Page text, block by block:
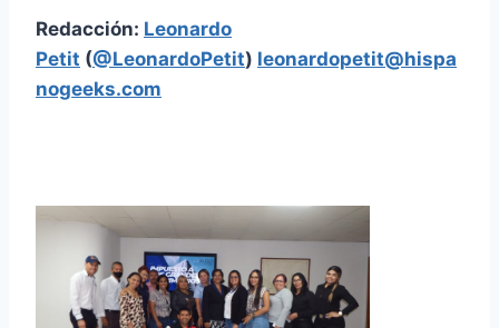
Redacción: Leonardo
Petit (@LeonardoPetit) leonardopetit@hispa
nogeeks.com